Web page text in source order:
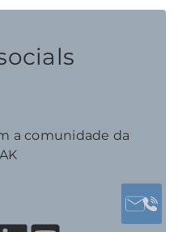
a comunidade da